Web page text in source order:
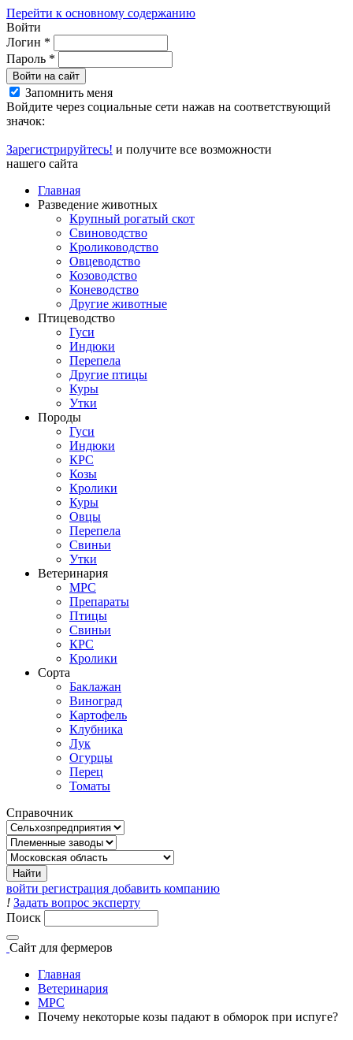
Перейти к основному содержанию
Войти
Логин *
Пароль *
Войти на сайт
Запомнить меня
Войдите через социальные сети нажав на соответствующий
значок:
Зарегистрируйтесь! и получите все возможности
нашего сайта
Главная
Разведение животных
Крупный рогатый скот
Свиноводство
Кролиководство
Овцеводство
Козоводство
Коневодство
Другие животные
Птицеводство
Гуси
Индюки
Перепела
Другие птицы
Куры
Утки
Породы
Гуси
Индюки
КРС
Козы
Кролики
Куры
Овцы
Перепела
Свиньи
Утки
Ветеринария
МРС
Препараты
Птицы
Свиньи
КРС
Кролики
Сорта
Баклажан
Виноград
Картофель
Клубника
Лук
Огурцы
Перец
Томаты
Справочник
войти регистрация добавить компанию
! Задать вопрос эксперту
Поиск
Сайт для фермеров
Главная
Ветеринария
МРС
Почему некоторые козы падают в обморок при испуге?